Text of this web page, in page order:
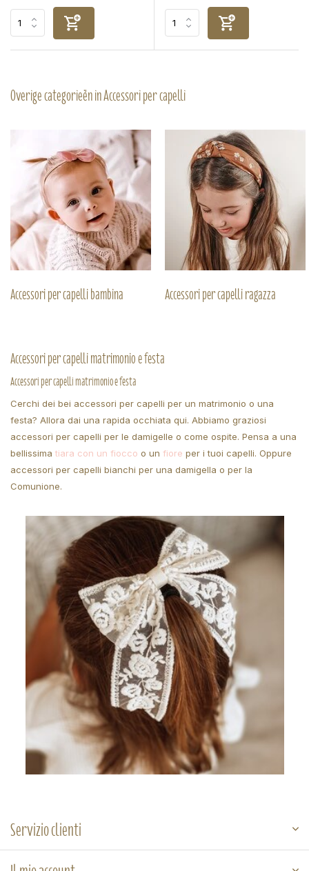
Overige categorieën in Accessori per capelli
Accessori per capelli bambina Accessori per capelli ragazza
Accessori per capelli matrimonio e festa
Accessori per capelli matrimonio e festa
Cerchi dei bei accessori per capelli per un matrimonio o una
festa? Allora dai una rapida occhiata qui. Abbiamo graziosi
accessori per capelli per le damigelle o come ospite. Pensa a una
bellissima tiara con un fiocco o un fiore per i tuoi capelli. Oppure
accessori per capelli bianchi per una damigella o per la
Comunione.
Servizio clienti